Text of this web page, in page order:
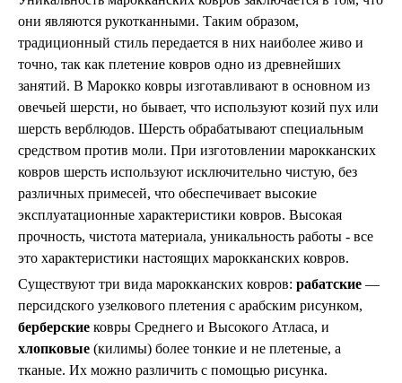
Пледы и покрывала
Подушки
Салфетницы
Свечи и подсвечники
Сундуки
Шкатулки
Хлопковые
Шерстяные
Тажины
Чайники и кофейники
Подносы
Сахарницы, конфетницы,
фруктовницы
Пиалы, чаши, салатники
они являются рукотканными. Таким образом,
традиционный стиль передается в них наиболее живо и
точно, так как плетение ковров одно из древнейших
занятий. В Марокко ковры изготавливают в основном из
овечьей шерсти, но бывает, что используют козий пух или
шерсть верблюдов. Шерсть обрабатывают специальным
средством против моли. При изготовлении марокканских
ковров шерсть используют исключительно чистую, без
различных примесей, что обеспечивает высокие
эксплуатационные характеристики ковров. Высокая
прочность, чистота материала, уникальность работы - все
это характеристики настоящих марокканских ковров.
Существуют три вида марокканских ковров: рабатские —
персидского узелкового плетения с арабским рисунком,
берберские ковры Среднего и Высокого Атласа, и
хлопковые (килимы) более тонкие и не плетеные, а
тканые. Их можно различить с помощью рисунка.